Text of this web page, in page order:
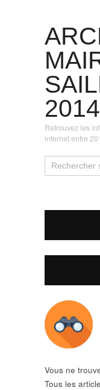
Retrouvez les
internet entre
Vous ne
Tous les